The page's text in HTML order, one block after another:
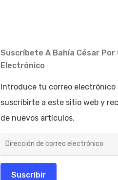
Suscríbete A Bahía César Por
Electrónico
Introduce tu correo electrónico
suscribirte a este sitio web y
de nuevos artículos.
de
electrónico
Suscribir